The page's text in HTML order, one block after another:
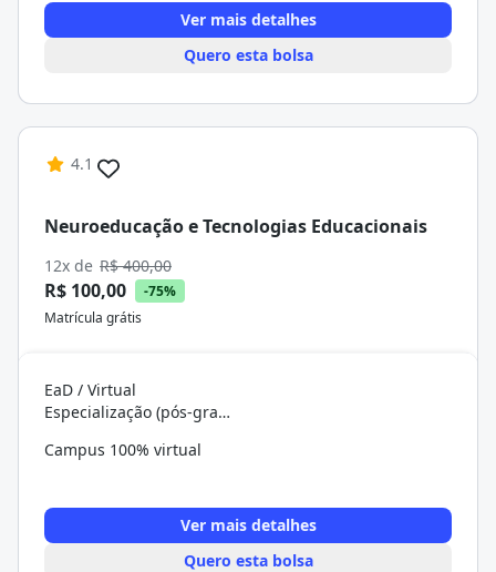
Ver mais detalhes
Quero esta bolsa
4.1
Neuroeducação e Tecnologias Educacionais
12x de R$ 400,00
R$ 100,00
-75%
Matrícula grátis
EaD / Virtual
Especialização (pós-graduação)
Campus 100% virtual
Ver mais detalhes
Quero esta bolsa